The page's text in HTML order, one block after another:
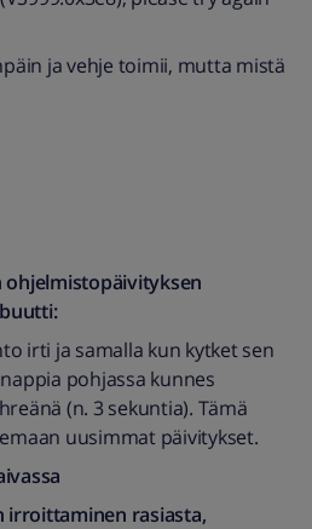
ja vehje toimii, mutta mistä
irti ja samalla kun kytket sen
pohjassa kunnes
(n. 3 sekuntia). Tämä
uusimmat päivitykset.
rasiasta,